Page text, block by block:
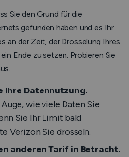
Sie den Grund für die
gefunden haben und es Ihr
an der Zeit, der Drosselung Ihres
Ende zu setzen. Probieren Sie
Ihre Datennutzung.
wie viele Daten Sie
Sie Ihr Limit bald
Verizon Sie drosseln.
anderen Tarif in Betracht.